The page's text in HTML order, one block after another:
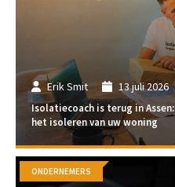
Erik Smit 13 juli 2026
Isolatiecoach is terug in
het isoleren van uw woning
ONDERNEMERS